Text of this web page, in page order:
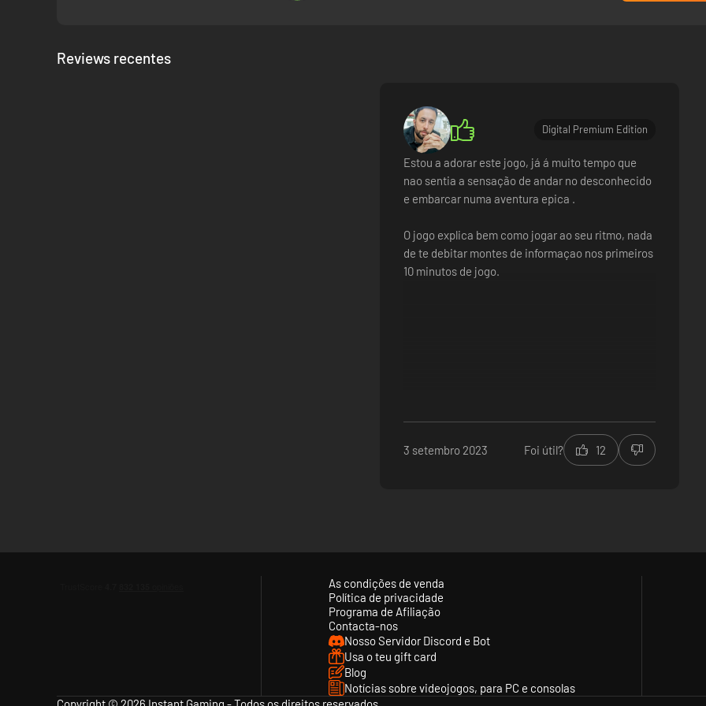
naves inimigas para a tua coleção.
Prepara O Teu Arsenal
Reviews recentes
Digital Premium Edition
Estou a adorar este jogo, já á muito tempo que
nao sentia a sensação de andar no desconhecido
e embarcar numa aventura epica .
O jogo explica bem como jogar ao seu ritmo, nada
de te debitar montes de informaçao nos primeiros
10 minutos de jogo.
3 setembro 2023 Foi útil? 12
As condições de venda
Política de privacidade
Programa de Afiliação
Contacta-nos
Nosso Servidor Discord e Bot
Usa o teu gift card
Blog
Notícias sobre videojogos, para PC e consolas